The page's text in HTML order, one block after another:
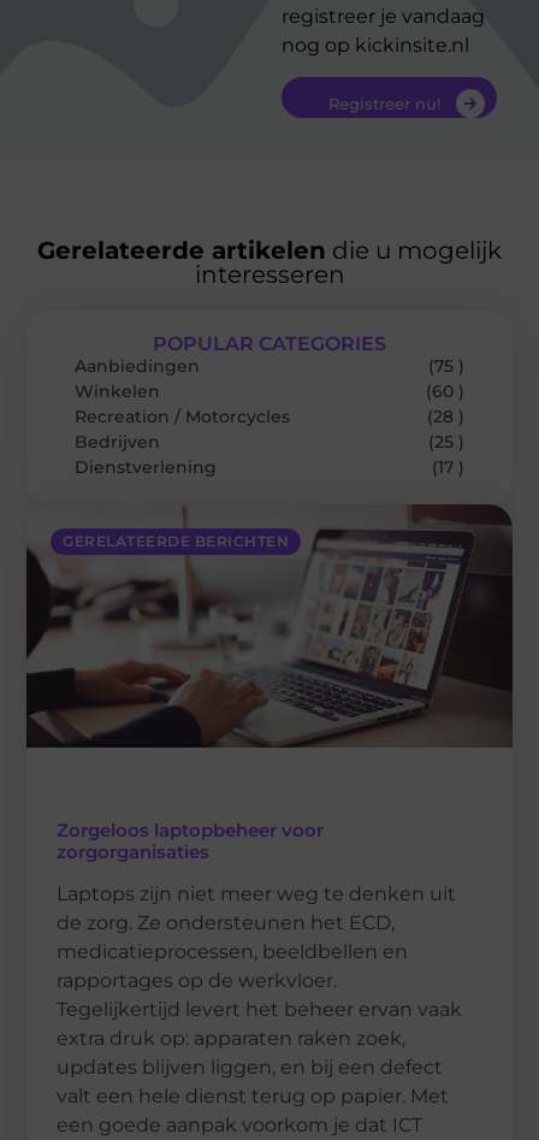
registreer je vandaag
nog op kickinsite.nl
Registreer nu!
Gerelateerde artikelen die u mogelijk
interesseren
GERELATEERDE BERICHTEN
Zorgeloos laptopbeheer voor
zorgorganisaties
Laptops zijn niet meer weg te denken uit
de zorg. Ze ondersteunen het ECD,
medicatieprocessen, beeldbellen en
rapportages op de werkvloer.
Tegelijkertijd levert het beheer ervan vaak
extra druk op: apparaten raken zoek,
updates blijven liggen, en bij een defect
valt een hele dienst terug op papier. Met
een goede aanpak voorkom je dat ICT
POPULAR CATEGORIES
Aanbiedingen
(75 )
Winkelen
(60 )
Recreation / Motorcycles
(28 )
Bedrijven
(25 )
Dienstverlening
(17 )